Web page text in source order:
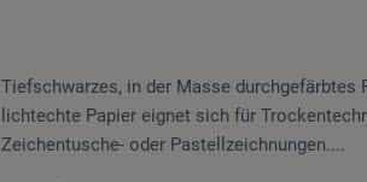
Tiefschwarzes, in der Masse durchgefärbtes
lichtechte Papier eignet sich für
Zeichentusche- oder Pastellzeichnungen....